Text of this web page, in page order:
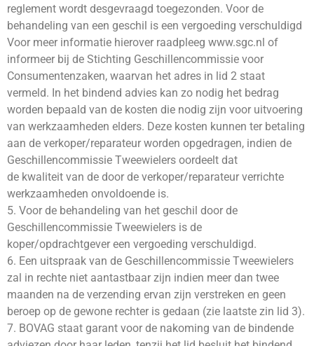
reglement wordt desgevraagd toegezonden. Voor de
behandeling van een geschil is een vergoeding verschuldigd
Voor meer informatie hierover raadpleeg www.sgc.nl of
informeer bij de Stichting Geschillencommissie voor
Consumentenzaken, waarvan het adres in lid 2 staat
vermeld. In het bindend advies kan zo nodig het bedrag
worden bepaald van de kosten die nodig zijn voor uitvoering
van werkzaamheden elders. Deze kosten kunnen ter betaling
aan de verkoper/reparateur worden opgedragen, indien de
Geschillencommissie Tweewielers oordeelt dat
de kwaliteit van de door de verkoper/reparateur verrichte
werkzaamheden onvoldoende is.
5. Voor de behandeling van het geschil door de
Geschillencommissie Tweewielers is de
koper/opdrachtgever een vergoeding verschuldigd.
6. Een uitspraak van de Geschillencommissie Tweewielers
zal in rechte niet aantastbaar zijn indien meer dan twee
maanden na de verzending ervan zijn verstreken en geen
beroep op de gewone rechter is gedaan (zie laatste zin lid 3).
7. BOVAG staat garant voor de nakoming van de bindende